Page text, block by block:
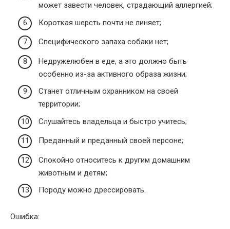
может завести человек, страдающий аллергией;
Короткая шерсть почти не линяет;
Специфического запаха собаки нет;
Недружелюбен в еде, а это должно быть
особенно из-за активного образа жизни;
Станет отличным охранником на своей
территории;
Слушайтесь владельца и быстро учитесь;
Преданный и преданный своей персоне;
Спокойно относитесь к другим домашним
животным и детям;
Породу можно дрессировать.
Ошибка: